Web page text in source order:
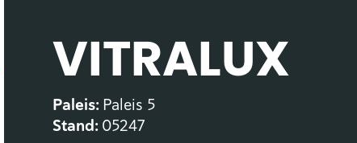
VITRALUX
Paleis: Paleis 5
Stand: 05247